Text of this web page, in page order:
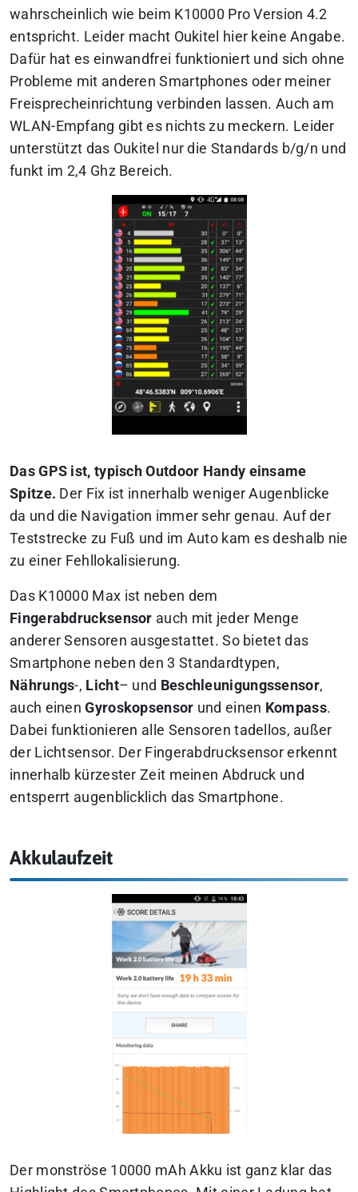
wahrscheinlich wie beim K10000 Pro Version 4.2
entspricht. Leider macht Oukitel hier keine Angabe.
Dafür hat es einwandfrei funktioniert und sich ohne
Probleme mit anderen Smartphones oder meiner
Freisprecheinrichtung verbinden lassen. Auch am
WLAN-Empfang gibt es nichts zu meckern. Leider
unterstützt das Oukitel nur die Standards b/g/n und
funkt im 2,4 Ghz Bereich.
Das GPS ist, typisch Outdoor Handy einsame
Spitze. Der Fix ist innerhalb weniger Augenblicke
da und die Navigation immer sehr genau. Auf der
Teststrecke zu Fuß und im Auto kam es deshalb nie
zu einer Fehllokalisierung.
Das K10000 Max ist neben dem
Fingerabdrucksensor auch mit jeder Menge
anderer Sensoren ausgestattet. So bietet das
Smartphone neben den 3 Standardtypen,
Nährungs-, Licht– und Beschleunigungssensor,
auch einenGyroskopsensor und einen Kompass.
Dabei funktionieren alle Sensoren tadellos, außer
der Lichtsensor. Der Fingerabdrucksensor erkennt
innerhalb kürzester Zeit meinen Abdruck und
entsperrt augenblicklich das Smartphone.
Akkulaufzeit
Der monströse 10000 mAh Akku ist ganz klar das